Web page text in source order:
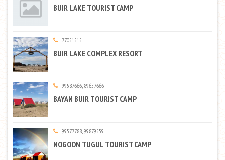
BUIR LAKE TOURIST CAMP
77051515
BUIR LAKE COMPLEX RESORT
99587666, 89657666
BAYAN BUIR TOURIST CAMP
99577788, 99879559
NOGOON TUGUL TOURIST CAMP